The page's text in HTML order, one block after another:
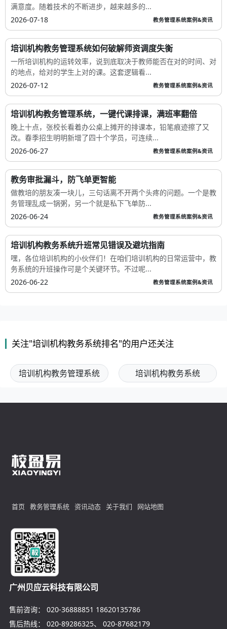
满意度。随着技术的不断进步，越来越多的...
2026-07-18
教务管理系统案例&资讯
培训机构教务管理系统如何破解师资调度失衡
一所培训机构的运转效率，说到底取决于教师能否在对的时间、对
的地点，给对的学生上对的课。这套逻辑看...
2026-07-12
教务管理系统案例&资讯
培训机构教务管理系统，一键代课排课，满班率翻倍
晚上十点，张校长看着办公桌上摊开的排课本，铅笔痕迹擦了又
改。春季招生明明新增了四十个学员，可连续...
2026-06-27
教务管理系统案例&资讯
教务审批漏斗，防飞单更智能
做教培的朋友凑一块儿，三句话离不开两个头疼的问题。一个是教
务管理乱成一锅粥，另一个就是私下飞单防...
2026-06-24
教务管理系统案例&资讯
培训机构教务系统升班常见错误及避坑指南
嘿，各位培训机构的小伙伴们！在咱们培训机构的日常运营中，教
务系统的升班操作可是个关键环节。不过呢...
2026-06-22
教务管理系统案例&资讯
关注"培训机构教务系统排名"的用户还关注
培训机构教务管理系统 培训机构教务系统
首页 教务管理系统 资讯动态 关于我们 网站地图
广州贝应云科技有限公司
售前咨询： 020-36888851 18620135786
售后热线：
020-89286325、 020-87682179